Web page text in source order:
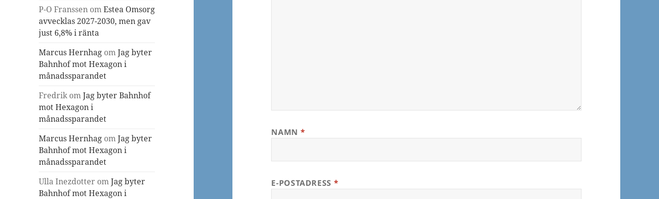
P-O Franssen omEstea Omsorg
avvecklas 2027-2030, men gav
just 6,8% i ränta
Marcus Hernhag omJag byter
Bahnhof mot Hexagon i
månadssparandet
FredrikomJag byter Bahnhof
mot Hexagon i
månadssparandet
Marcus Hernhag omJag byter
Bahnhof mot Hexagon i
månadssparandet
Ulla Inezdotter omJag byter
Bahnhof mot Hexagon i
NAMN *
E-POSTADRESS *